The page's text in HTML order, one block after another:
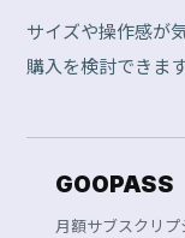
サイズや操作感が
購入を検討できます
GOOPASS
月額サブスクリ